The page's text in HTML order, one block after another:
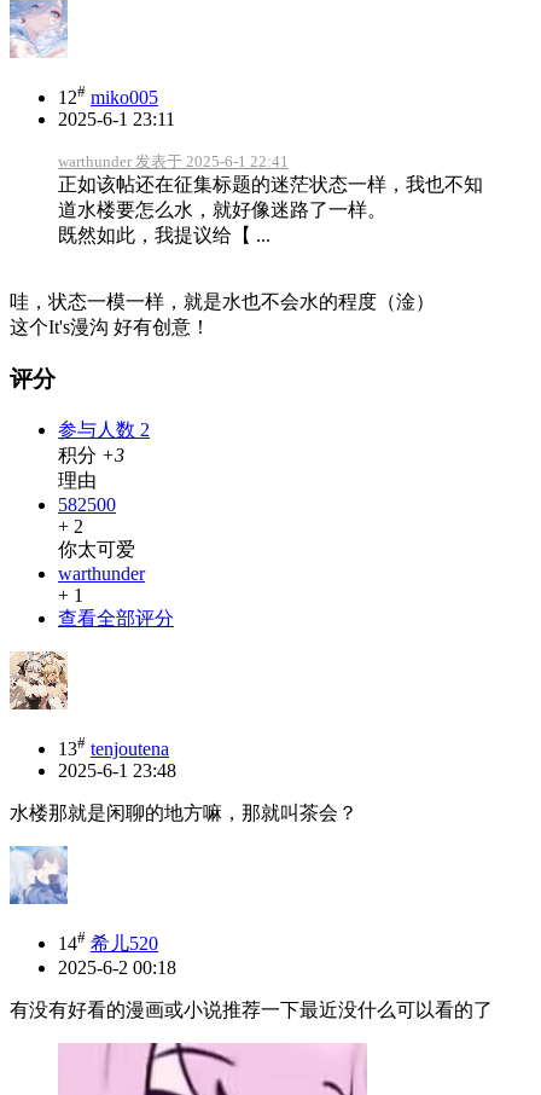
12# miko005
2025-6-1 23:11
warthunder 发表于 2025-6-1 22:41
正如该帖还在征集标题的迷茫状态一样，我也不知
道水楼要怎么水，就好像迷路了一样。
既然如此，我提议给【 ...
哇，状态一模一样，就是水也不会水的程度（淦）
这个It's漫沟 好有创意！
评分
参与人数 2
积分 +3
理由
582500
+ 2
你太可爱
warthunder
+ 1
查看全部评分
13# tenjoutena
2025-6-1 23:48
水楼那就是闲聊的地方嘛，那就叫茶会？
14# 希儿520
2025-6-2 00:18
有没有好看的漫画或小说推荐一下最近没什么可以看的了